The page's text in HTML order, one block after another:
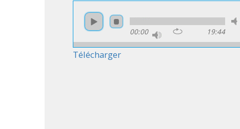
00:00 19:44
Télécharger